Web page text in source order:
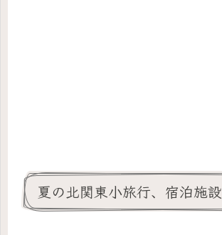
夏の北関東小旅行、宿泊施設